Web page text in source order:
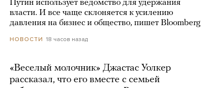
Путин использует ведомство для удержания
власти. И все чаще склоняется к усилению
давления на бизнес и общество, пишет Bloomberg
НОВОСТИ 18 часов назад
«Веселый молочник» Джастас Уолкер
рассказал, что его вместе с семьей